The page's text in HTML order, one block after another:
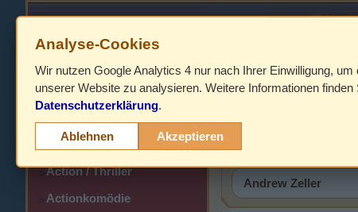
HOME
>
> Action
>Action / Thriller
>Actionkomödie
Andrew
Analyse-Cookies
Wir nutzen Google Analytics 4 nur nach Ihrer Einwilligung, um
unserer Website zu analysieren. Weitere Informationen finden
Datenschutzerklärung.
Ablehnen Akzeptieren